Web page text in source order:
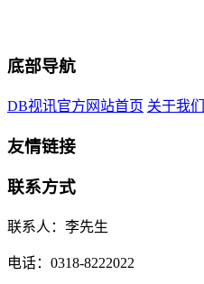
底部导航
DB视讯官方网站首页 关于我们
友情链接
联系方式
联系人：李先生
电话：0318-8222022